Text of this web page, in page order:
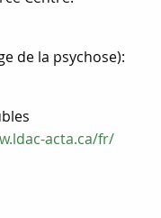
de la psychose):
acta.ca/fr/